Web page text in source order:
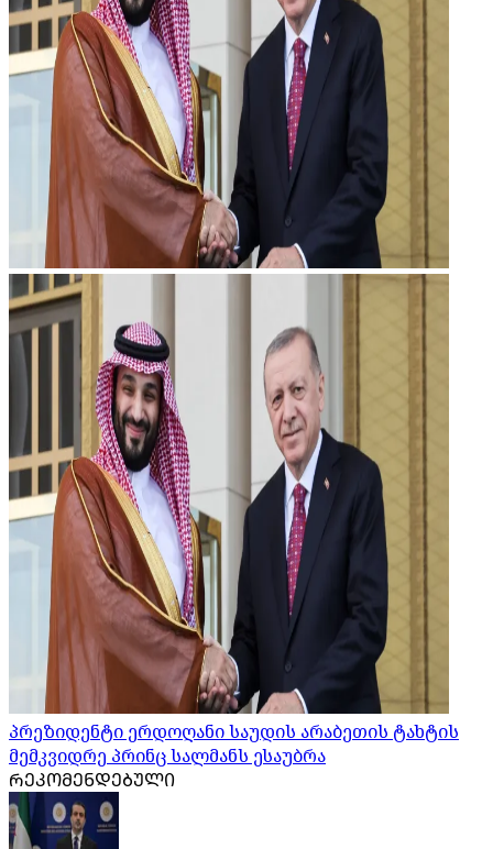
პრეზიდენტი ერდოღანი საუდის არაბეთის ტახტის
მემკვიდრე პრინც სალმანს ესაუბრა
ᲠᲔᲙᲝᲛᲔᲜᲓᲔᲑᲣᲚᲘ